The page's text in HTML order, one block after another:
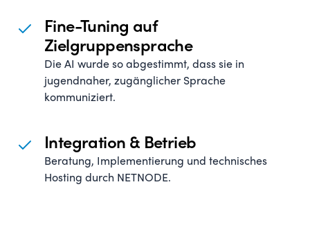
Fine-Tuning auf
Zielgruppensprache
Die AI wurde so abgestimmt, dass sie in
jugendnaher, zugänglicher Sprache
kommuniziert.
Integration & Betrieb
Beratung, Implementierung und technisches
Hosting durch NETNODE.